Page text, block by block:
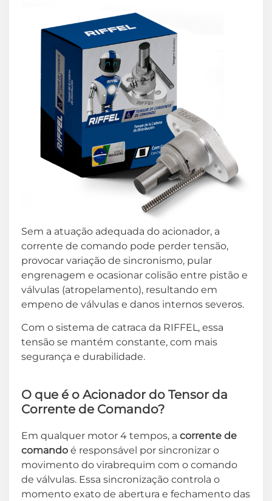
Sem a atuação adequada do acionador, a
corrente de comando pode perder tensão,
provocar variação de sincronismo, pular
engrenagem e ocasionar colisão entre pistão e
válvulas (atropelamento), resultando em
empeno de válvulas e danos internos severos.
Com o sistema de catraca da RIFFEL, essa
tensão se mantém constante, com mais
segurança e durabilidade.
O que é o Acionador do Tensor da
Corrente de Comando?
Em qualquer motor 4 tempos, a corrente de
comando é responsável por sincronizar o
movimento do virabrequim com o comando
de válvulas. Essa sincronização controla o
momento exato de abertura e fechamento das